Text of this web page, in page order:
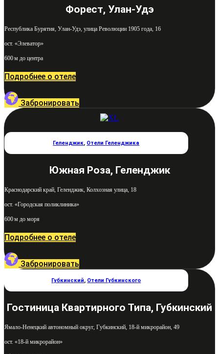
Форест, Улан-Удэ
Республика Бурятия, Улан-Удэ, улица Революции 1905 года, 16
ост. «Элеватор»
600 м до центра
Подробнее о отеле
Забронировать
Геленджик, Отели Геленджика
Южная Роза, Геленджик
Краснодарский край, Геленджик, Колхозная улица, 18
ост. «Городская поликлиника»
600 м до моря
Подробнее о отеле
Забронировать
Губкинский, Отели Губкинского
Гостиница Квартирного Типа, Губкинский
Ямало-Ненецкий автономный округ, Губкинский, 18-й микрорайон, 49
ост. «18-й микрорайон»